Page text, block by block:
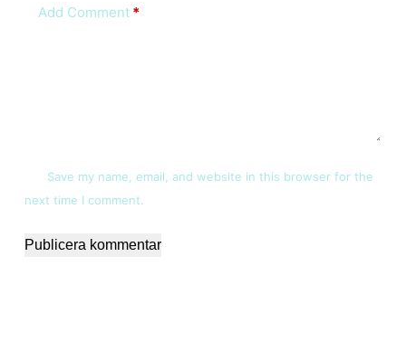
Add Comment*
Save my name, email, and website in this browser for the
next time I comment.
Publicera kommentar